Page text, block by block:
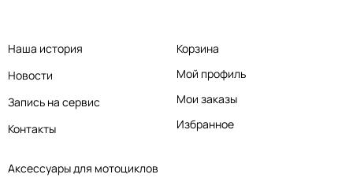
Аксессуары для мотоциклов
Наша история
Новости
Запись на сервис
Контакты
Корзина
Мой профиль
Мои заказы
Избранное